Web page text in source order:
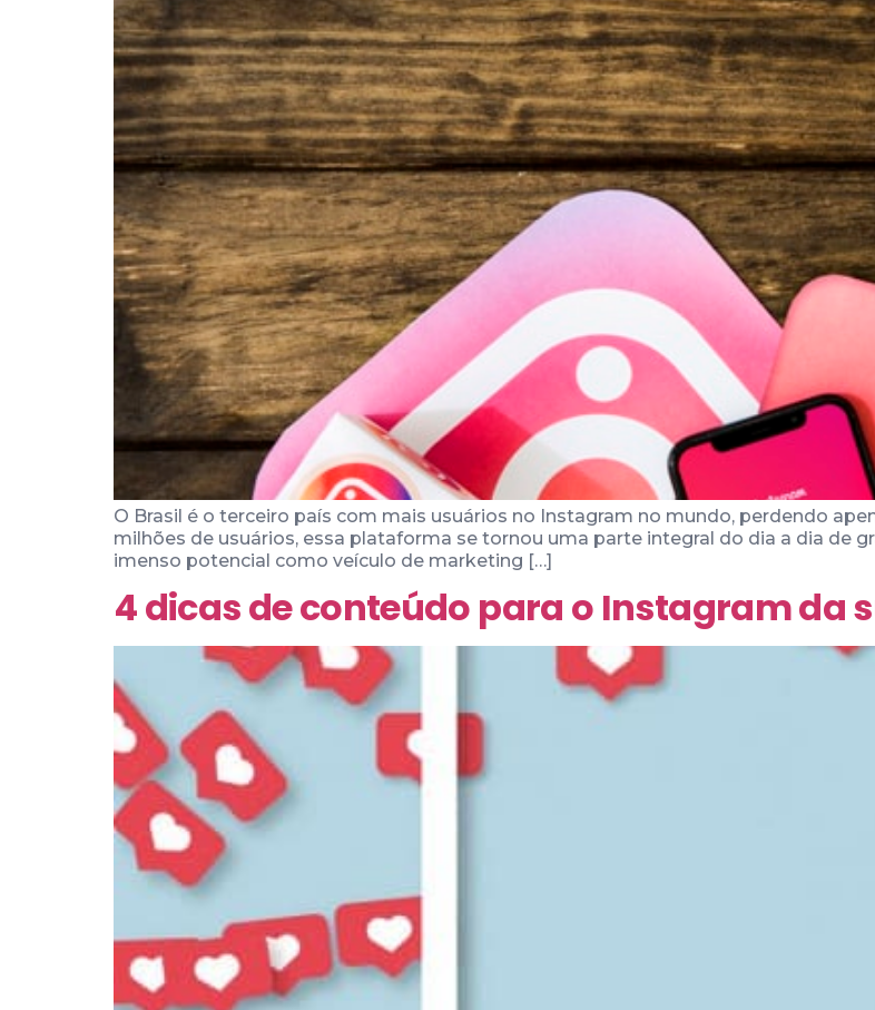
O Brasil é o terceiro país com mais usuários no Instagram no mundo, perdendo
milhões de usuários, essa plataforma se tornou uma parte integral do dia a dia de
imenso potencial como veículo de marketing […]
4 dicas de conteúdo para o Instagram da